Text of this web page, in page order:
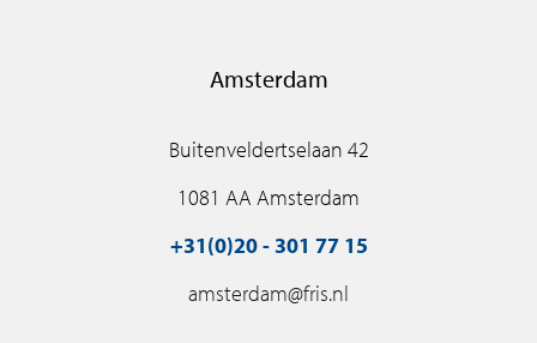
Amsterdam
Buitenveldertselaan 42
1081 AA Amsterdam
+31(0)20 - 301 77 15
amsterdam@fris.nl